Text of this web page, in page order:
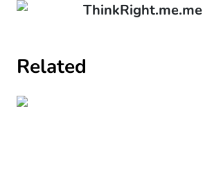
ThinkRight.me.me
Related